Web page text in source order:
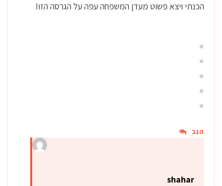
הגב
הכנתי ויצא פשוט מעדן המשפחה עפה על הגרסה הזו!
shahar